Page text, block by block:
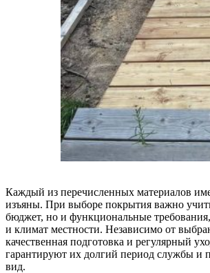
Каждый из перечисленных материалов
изъяны. При выборе покрытия важно
бюджет, но и функциональные
и климат местности. Независимо от
качественная подготовка и регулярный
гарантируют их долгий период службы и
вид.